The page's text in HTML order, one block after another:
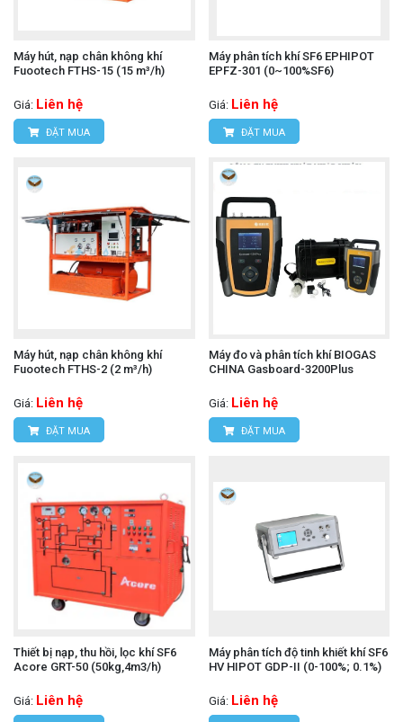
Máy hút, nạp chân không khí
Fuootech FTHS-15 (15 m³/h)
Giá: Liên hệ
ĐẶT MUA
Máy phân tích khí SF6 EPHIPOT
EPFZ-301 (0~100%SF6)
Giá: Liên hệ
ĐẶT MUA
Máy hút, nạp chân không khí
Fuootech FTHS-2 (2 m³/h)
Giá: Liên hệ
ĐẶT MUA
Máy đo và phân tích khí BIOGAS
CHINA Gasboard-3200Plus
Giá: Liên hệ
ĐẶT MUA
Thiết bị nạp, thu hồi, lọc khí SF6
Acore GRT-50 (50kg,4m3/h)
Giá: Liên hệ
Máy phân tích độ tinh khiết khí SF6
HV HIPOT GDP-II (0-100%; 0.1%)
Giá: Liên hệ